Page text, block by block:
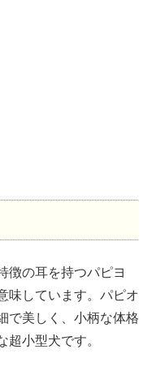
徴の耳を持つパピヨ
味しています。パピオ
で美しく、小柄な体格
超小型犬です。